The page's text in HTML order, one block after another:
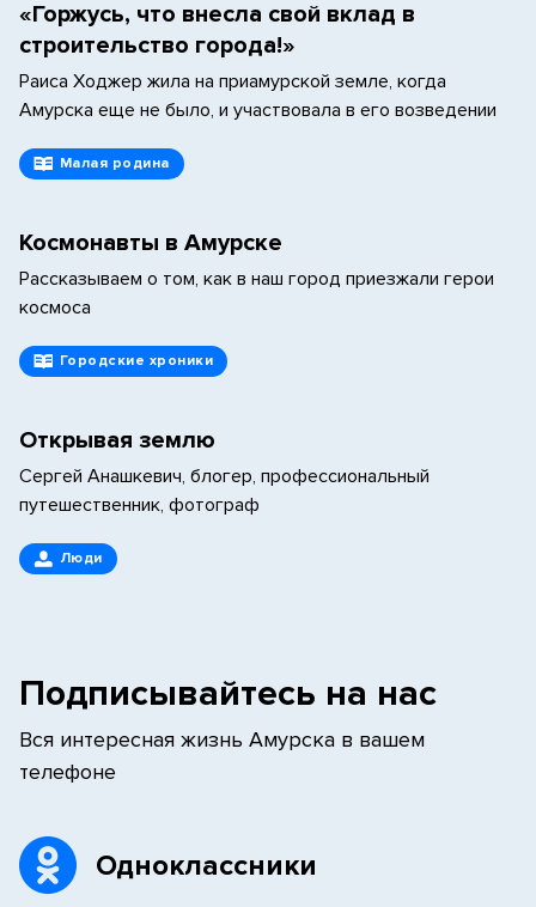
«Горжусь, что внесла свой вклад в
строительство города!»
Раиса Ходжер жила на приамурской земле, когда
Амурска еще не было, и участвовала в его возведении
Малая родина
Космонавты в Амурске
Рассказываем о том, как в наш город приезжали герои
космоса
Городские хроники
Открывая землю
Сергей Анашкевич, блогер, профессиональный
путешественник, фотограф
Люди
Подписывайтесь на нас
Вся интересная жизнь Амурска в вашем
телефоне
Одноклассники